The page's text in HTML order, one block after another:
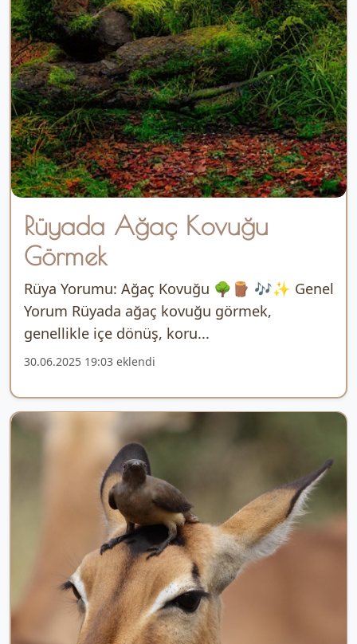
Rüyada Ağaç Kovuğu
Görmek
Rüya Yorumu: Ağaç Kovuğu 🌳🪵 🎶✨ Genel
Yorum Rüyada ağaç kovuğu görmek,
genellikle içe dönüş, koru...
30.06.2025 19:03 eklendi